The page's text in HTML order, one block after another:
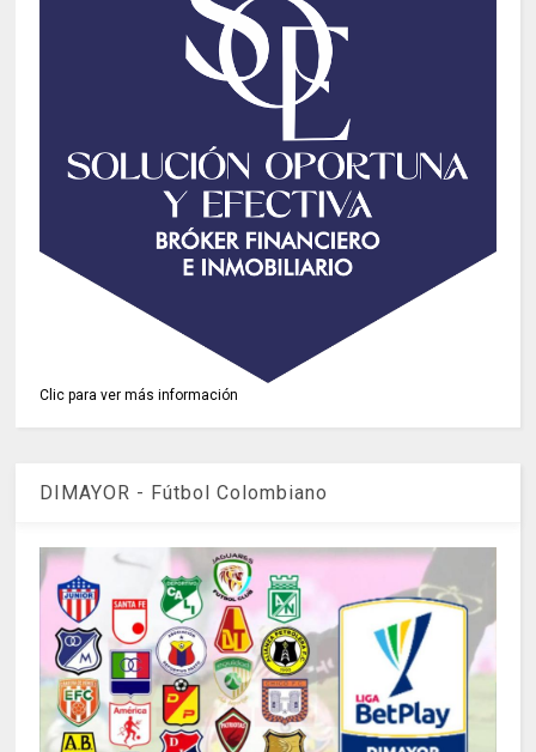
Clic para ver más información
DIMAYOR - Fútbol Colombiano